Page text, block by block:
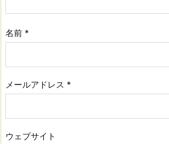
名前 *
メールアドレス *
ウェブサイト